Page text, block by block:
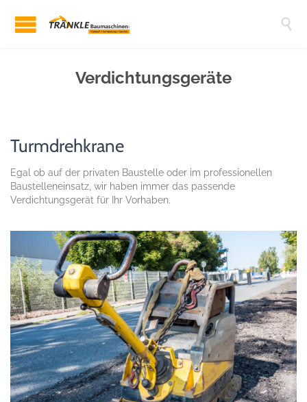

Verdichtungsgeräte
Turmdrehkrane
Egal ob auf der privaten Baustelle oder im professionellen
Baustelleneinsatz, wir haben immer das passende
Verdichtungsgerät für Ihr Vorhaben.